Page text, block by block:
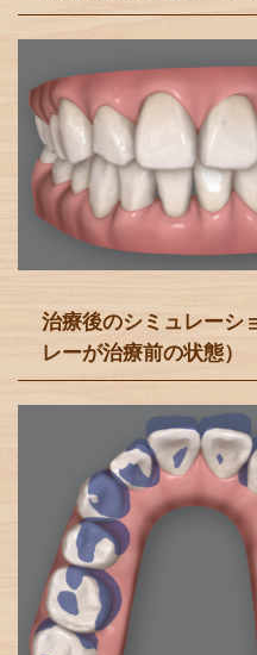
治療後のシミュレーシ
レーが治療前の状態）